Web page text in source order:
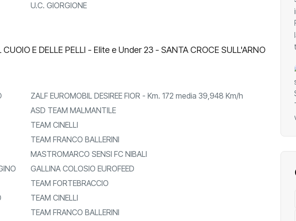
U.C. GIORGIONE
CUOIO E DELLE PELLI - Elite e Under 23 - SANTA CROCE SULL'ARNO
ZALF EUROMOBIL DESIREE FIOR - Km. 172 media 39,948 Km/h
ASD TEAM MALMANTILE
TEAM CINELLI
TEAM FRANCO BALLERINI
MASTROMARCO SENSI FC NIBALI
GALLINA COLOSIO EUROFEED
TEAM FORTEBRACCIO
TEAM CINELLI
TEAM FRANCO BALLERINI